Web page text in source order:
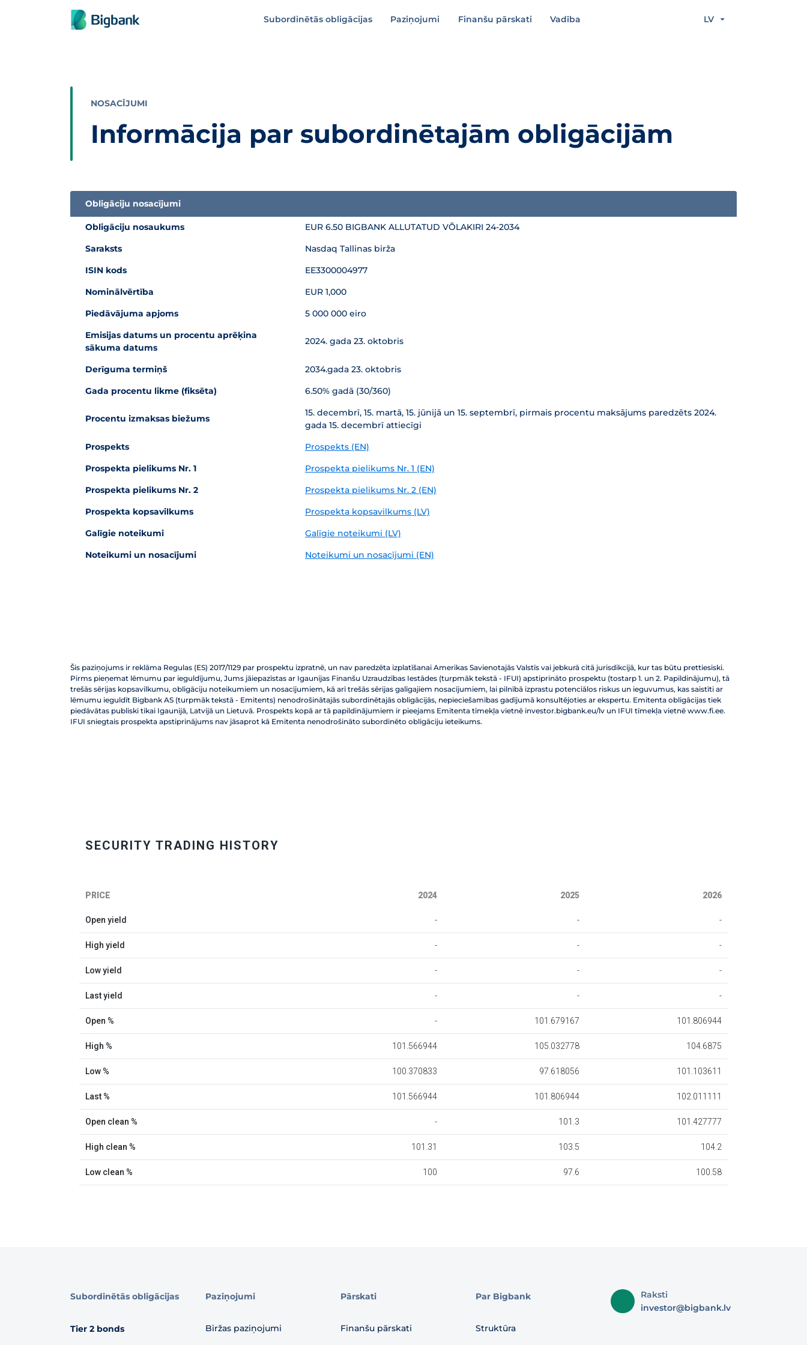
Pāriet uz saturu
Subordinētās obligācijas Paziņojumi Finanšu pārskati Vadība LV
NOSACĪJUMI
Informācija par subordinētajām obligācijām
Informācijas tabula par subordinētās obligācijas piedāvājumu
Obligāciju nosacījumi
Obligāciju nosaukums
EUR 6.50 BIGBANK ALLUTATUD VÕLAKIRI 24-2034
Saraksts
Nasdaq Tallinas birža
ISIN kods
EE3300004977
Nominālvērtība
EUR 1,000
Piedāvājuma apjoms
5 000 000 eiro
Emisijas datums un procentu aprēķina
sākuma datums
2024. gada 23. oktobris
Derīguma termiņš
2034.gada 23. oktobris
Gada procentu likme (fiksēta)
6.50% gadā (30/360)
Procentu izmaksas biežums
15. decembrī, 15. martā, 15. jūnijā un 15. septembrī, pirmais procentu maksājums paredzēts 2024.
gada 15. decembrī attiecīgi
Prospekts
Prospekts (EN)
Prospekta pielikums Nr. 1
Prospekta pielikums Nr. 1 (EN)
Prospekta pielikums Nr. 2
Prospekta pielikums Nr. 2 (EN)
Prospekta kopsavilkums
Prospekta kopsavilkums (LV)
Galīgie noteikumi
Galīgie noteikumi (LV)
Noteikumi un nosacījumi
Noteikumi un nosacījumi (EN)
Šis paziņojums ir reklāma Regulas (ES) 2017/1129 par prospektu izpratnē, un nav paredzēta izplatīšanai Amerikas Savienotajās Valstīs vai jebkurā citā jurisdikcijā, kur tas būtu prettiesiski.
Pirms pieņemat lēmumu par ieguldījumu, Jums jāiepazīstas ar Igaunijas Finanšu Uzraudzības Iestādes (turpmāk tekstā - IFUI) apstiprināto prospektu (tostarp 1. un 2. Papildinājumu), tā
trešās sērijas kopsavilkumu, obligāciju noteikumiem un nosacījumiem, kā arī trešās sērijas galīgajiem nosacījumiem, lai pilnībā izprastu potenciālos riskus un ieguvumus, kas saistīti ar
lēmumu ieguldīt Bigbank AS (turpmāk tekstā - Emitents) nenodrošinātajās subordinētajās obligācijās, nepieciešamības gadījumā konsultējoties ar ekspertu. Emitenta obligācijas tiek
piedāvātas publiski tikai Igaunijā, Latvijā un Lietuvā. Prospekts kopā ar tā papildinājumiem ir pieejams Emitenta tīmekļa vietnē investor.bigbank.eu/lv un IFUI tīmekļa vietnē www.fi.ee.
IFUI sniegtais prospekta apstiprinājums nav jāsaprot kā Emitenta nenodrošināto subordinēto obligāciju ieteikums.
Subordinētās obligācijas
Tier 2 bonds
Paziņojumi
Biržas paziņojumi
Pārskati
Finanšu pārskati
Par Bigbank
Struktūra
Raksti
investor@bigbank.lv